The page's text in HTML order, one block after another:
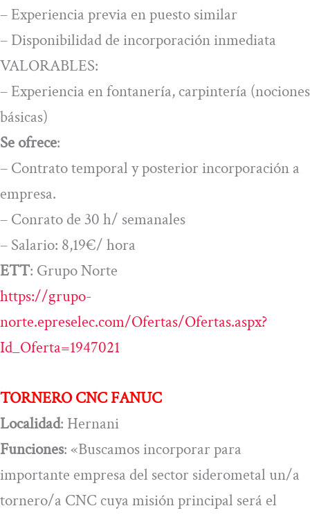
– Experiencia previa en puesto similar
– Disponibilidad de incorporación inmediata
VALORABLES:
– Experiencia en fontanería, carpintería (nociones
básicas)
Se ofrece:
– Contrato temporal y posterior incorporación a
empresa.
– Conrato de 30 h/ semanales
– Salario: 8,19€/ hora
ETT: Grupo Norte
https://grupo-
norte.epreselec.com/Ofertas/Ofertas.aspx?
Id_Oferta=1947021
TORNERO CNC FANUC
Localidad: Hernani
Funciones: «Buscamos incorporar para
importante empresa del sector siderometal un/a
tornero/a CNC cuya misión principal será el